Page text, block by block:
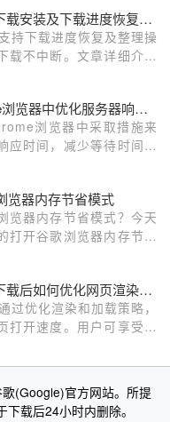
google浏览器下载安装及下载进度恢复与整理操作
持下载进度恢复及整理操
载不中断。文章详细介绍
如何在Chrome浏览器中优化服务器响应时间
浏览器中采取措施来
应时间，减少等待时间并
览器内存节省模式
览器内存节省模式？今天
打开谷歌浏览器内存节省
google浏览器下载后如何优化网页渲染和加载效果
过优化渲染和加载策略，
打开速度。用户可享受更
(Google)官方网站。所提
载后24小时内删除。